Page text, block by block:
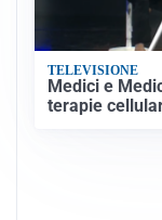
TELEVISIONE
Medici e
terapie